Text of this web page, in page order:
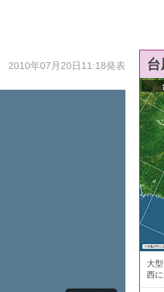
2010年07月20日11:18発表
大
西